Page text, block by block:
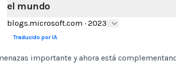
el mundo
blogs.microsoft.com · 2023
Traducido por IA
importante y ahora está